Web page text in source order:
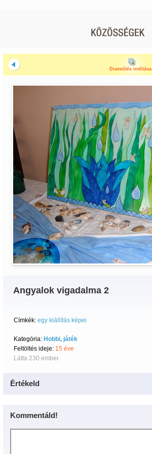
Diavetítés indítása
Angyalok vigadalma 2
Címkék: egy kiállítás képei
Kategória: Hobbi, játék
Feltöltés ideje: 15 éve
Látta 230 ember.
Értékeld
Kommentáld!